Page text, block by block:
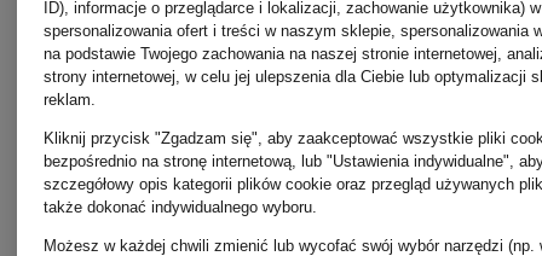
Świeca
od 174 zł
Body
260 zł
ID), informacje o przeglądarce i lokalizacji, zachowanie użytkownika)
spersonalizowania ofert i treści w naszym sklepie, spersonalizowania
na podstawie Twojego zachowania na naszej stronie internetowej,
strony internetowej, w celu jej ulepszenia dla Ciebie lub optymalizacji
reklam.
Kliknij przycisk "Zgadzam się", aby zaakceptować wszystkie pliki
bezpośrednio na stronę internetową, lub "Ustawienia indywidualne",
szczegółowy opis kategorii plików cookie oraz przegląd używanych
także dokonać indywidualnego wyboru.
Możesz w każdej chwili zmienić lub wycofać swój wybór narzędzi (np.